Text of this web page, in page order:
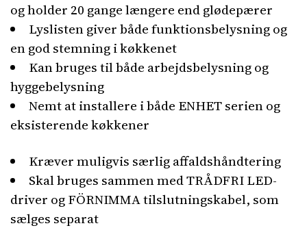
og holder 20 gange længere end glødepærer
Lyslisten giver både funktionsbelysning og
en god stemning i køkkenet
Kan bruges til både arbejdsbelysning og
hyggebelysning
Nemt at installere i både ENHET serien og
eksisterende køkkener
Kræver muligvis særlig affaldshåndtering
Skal bruges sammen med TRÅDFRI LED-
driver og FÖRNIMMA tilslutningskabel, som
sælges separat